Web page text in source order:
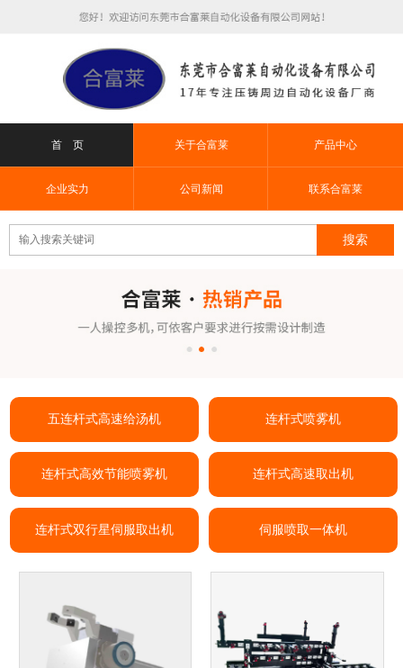
首 页 关于合富莱 产品中心
企业实力 公司新闻 联系合富莱
五连杆式高速给汤机 连杆式喷雾机
连杆式高效节能喷雾机 连杆式高速取出机
连杆式双行星伺服取出机 伺服喷取一体机